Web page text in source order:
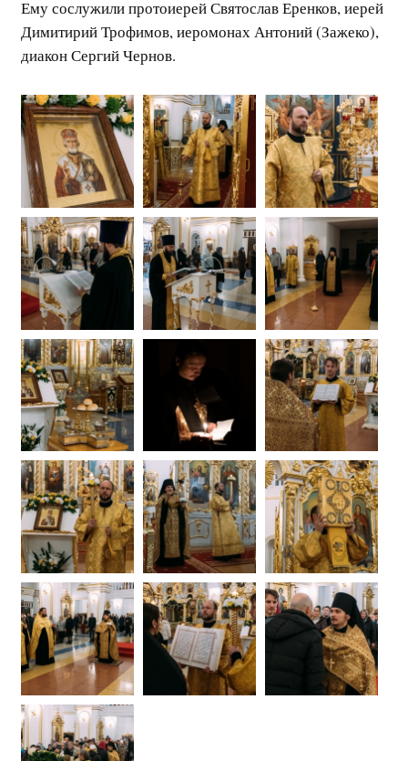
Ему сослужили протоиерей Святослав Еренков, иерей
Димитирий Трофимов, иеромонах Антоний (Зажеко),
диакон Сергий Чернов.